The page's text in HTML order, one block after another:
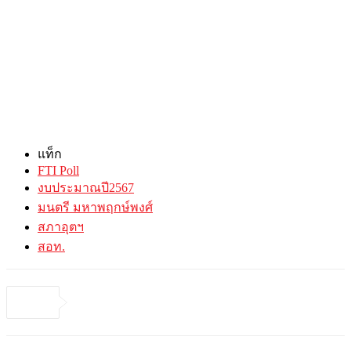
แท็ก
FTI Poll
งบประมาณปี2567
มนตรี มหาพฤกษ์พงศ์
สภาอุตฯ
สอท.